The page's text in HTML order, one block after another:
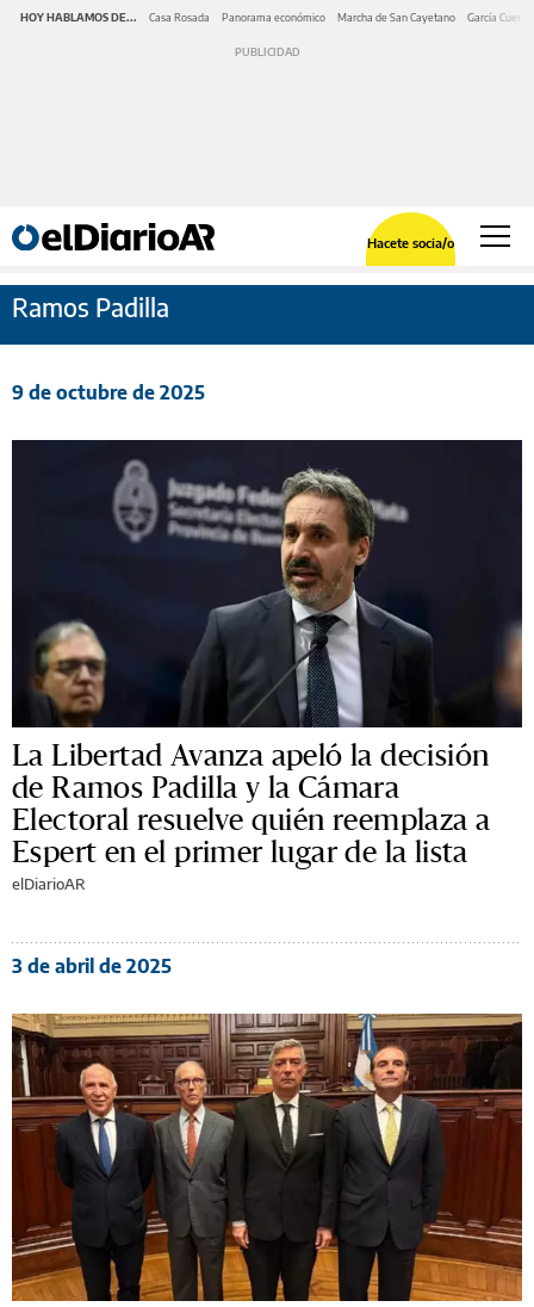
HOY HABLAMOS DE... Casa Rosada Panorama económico Marcha de San Cayetano García Cuerva
Hacete socia/o
Ramos Padilla
9 de octubre de 2025
La Libertad Avanza apeló la decisión
de Ramos Padilla y la Cámara
Electoral resuelve quién reemplaza a
Espert en el primer lugar de la lista
elDiarioAR
3 de abril de 2025